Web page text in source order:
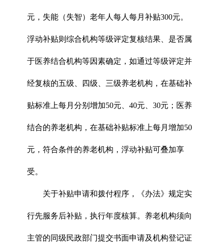
元，失能（失智）老年人每人每月补贴300元。
浮动补贴则综合机构等级评定复核结果、是否属
于医养结合机构等因素确定，如通过等级评定并
经复核的五级、四级、三级养老机构，在基础补
贴标准上每月分别增加50元、40元、30元；医养
结合的养老机构，在基础补贴标准上每月增加50
元，符合条件的养老机构，浮动补贴可叠加享
受。
关于补贴申请和拨付程序，《办法》规定实
行先服务后补贴，执行年度核算。养老机构须向
主管的同级民政部门提交书面申请及机构登记证